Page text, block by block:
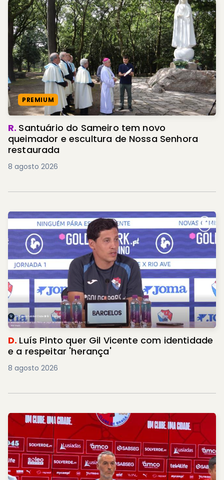
PREMIUM
R. Santuário do Sameiro tem novo
queimador e escultura de Nossa Senhora
restaurada
8 agosto 2026
D. Luís Pinto quer Gil Vicente com identidade
e a respeitar 'herança'
8 agosto 2026